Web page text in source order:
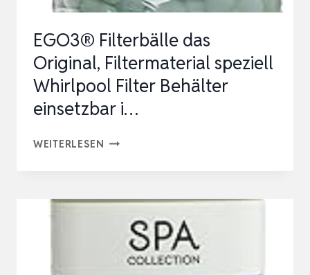
EGO3® Filterbälle das
Original, Filtermaterial speziell
Whirlpool Filter Behälter
einsetzbar i…
WEITERLESEN EGO3®
ORIGINAL,
FILTERMATERIAL
SPEZIELL
WHIRLPOOL